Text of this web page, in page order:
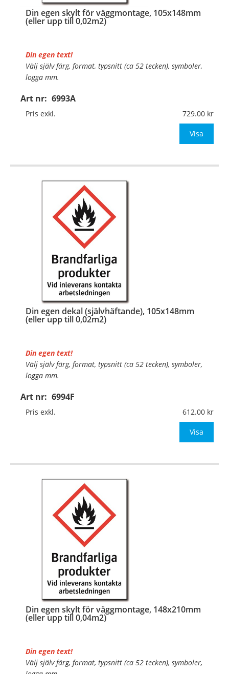
Din egen skylt för väggmontage, 105x148mm
(eller upp till 0,02m2)
Art nr: 6993A
Din egen text!
Välj själv färg, format, typsnitt (ca 52 tecken), symboler,
logga mm.
Material:Plan aluminium, 0,7mm (väggmontage)
Mått:105x148mm (eller annat mått upp till 0,02m²)
Pris exkl. 729.00
Visa
Din egen dekal (självhäftande), 105x148mm
(eller upp till 0,02m2)
Art nr: 6994F
Din egen text!
Välj själv färg, format, typsnitt (ca 52 tecken), symboler,
logga mm.
Material:Självhäftande folie
Mått:105x148mm (eller annat mått upp till 0,02m²)
Pris exkl. 612.00
Visa
Din egen skylt för väggmontage, 148x210mm
(eller upp till 0,04m2)
Din egen text!
Välj själv färg, format, typsnitt (ca 52 tecken), symboler,